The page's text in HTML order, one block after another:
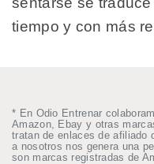
tiempo y con más
* En Odio Entrenar
Amazon, Ebay y otras
tratan de enlaces de afiliado
a nosotros nos genera una
son marcas registradas de